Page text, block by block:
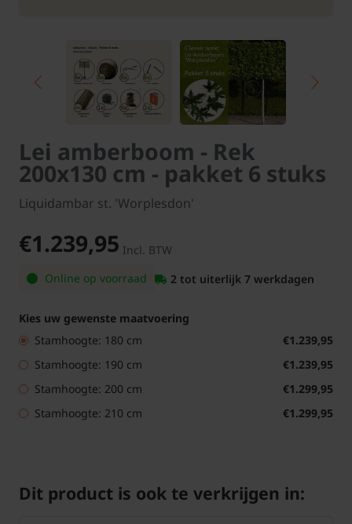
Lei amberboom - Rek
200x130 cm - pakket 6 stuks
Liquidambar st. 'Worplesdon'
€1.239,95 Incl. BTW
Online op voorraad
2 tot uiterlijk 7 werkdagen
Kies uw gewenste maatvoering
Stamhoogte: 180 cm
€1.239,95
Stamhoogte: 190 cm
€1.239,95
Stamhoogte: 200 cm
€1.299,95
Stamhoogte: 210 cm
€1.299,95
Dit product is ook te verkrijgen in: